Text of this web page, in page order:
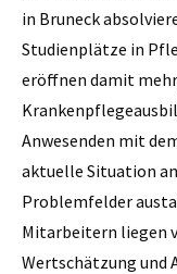
in Bruneck
Studienplätze in
eröffnen damit
Anwesenden mit
aktuelle Situation
Problemfelder
Mitarbeitern liegen
Wertschätzung und